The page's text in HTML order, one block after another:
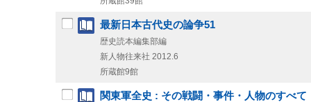
最新日本古代史の論争51
歴史読本編集部編
新人物往来社 2012.6
所蔵館9館
関東軍全史 : その戦闘・事件・人物のすべて